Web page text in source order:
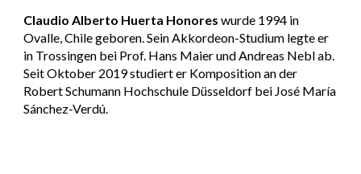
Claudio Alberto Huerta Honores wurde 1994 in
Ovalle, Chile geboren. Sein Akkordeon-Studium legte er
in Trossingen bei Prof. Hans Maier und Andreas Nebl ab.
Seit Oktober 2019 studiert er Komposition an der
Robert Schumann Hochschule Düsseldorf bei José María
Sánchez-Verdú.